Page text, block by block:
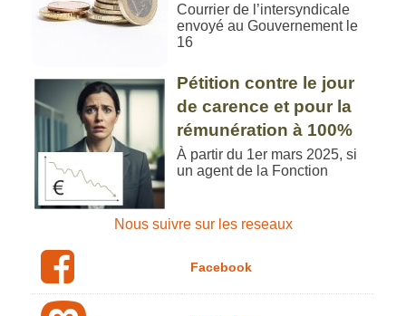
Courrier de l’intersyndicale
envoyé au Gouvernement le
16
Pétition contre le jour
de carence et pour la
rémunération à 100%
À partir du 1er mars 2025, si
un agent de la Fonction
Nous suivre sur les reseaux
Facebook